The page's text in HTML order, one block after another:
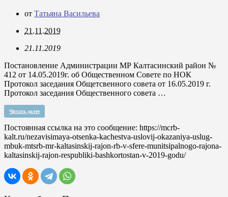
от Татьяна Васильева
21.11.2019
21.11.2019
Постановление Администрации МР Калтасинский район №
412 от 14.05.2019г. об Общественном Совете по НОК
Протокол заседания Общетсвенного совета от 16.05.2019 г.
Протокол заседания Общественного совета …
Читать далее
Постоянная ссылка на это сообщение: https://mcrb-
kalt.ru/nezavisimaya-otsenka-kachestva-uslovij-okazaniya-uslug-
mbuk-mtsrb-mr-kaltasinskij-rajon-rb-v-sfere-munitsipalnogo-rajona-
kaltasinskij-rajon-respubliki-bashkortostan-v-2019-godu/